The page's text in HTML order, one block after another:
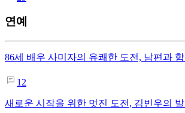
연예
86세 배우 사미자의 유쾌한 도전, 남편과
12
새로운 시작을 위한 멋진 도전, 김빈우의